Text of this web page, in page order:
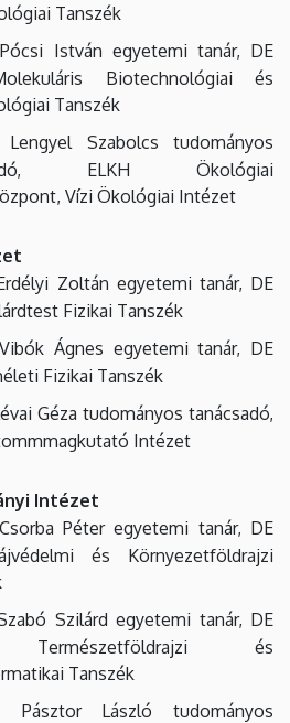
Tanszék
István egyetemi tanár, DE
Biotechnológiai és
Tanszék
Lengyel Szabolcs tudományos
ELKH Ökológiai
Vízi Ökológiai Intézet
Zoltán egyetemi tanár, DE
Fizikai Tanszék
Ágnes egyetemi tanár, DE
Fizikai Tanszék
Géza tudományos tanácsadó,
Intézet
Intézet
Péter egyetemi tanár, DE
és Környezetföldrajzi
Szilárd egyetemi tanár, DE
és
Tanszék
Pásztor László tudományos